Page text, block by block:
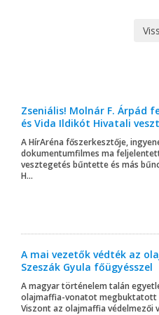
Zseniális! Molnár F. Árpád
és Vida Ildikót Hivatali
A HírAréna főszerkesztője,
dokumentumfilmes ma
vesztegetés bűntette és más
H...
A mai vezetők védték az
Szeszák Gyula főügyésszel
A magyar történelem talán
olajmaffia-vonatot megbuktatott
Viszont az olajmaffia védelmezői